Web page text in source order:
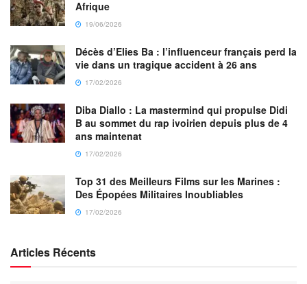
Afrique
19/06/2026
Décès d’Elies Ba : l’influenceur français perd la
vie dans un tragique accident à 26 ans
17/02/2026
Diba Diallo : La mastermind qui propulse Didi
B au sommet du rap ivoirien depuis plus de 4
ans maintenat
17/02/2026
Top 31 des Meilleurs Films sur les Marines :
Des Épopées Militaires Inoubliables
17/02/2026
Articles Récents